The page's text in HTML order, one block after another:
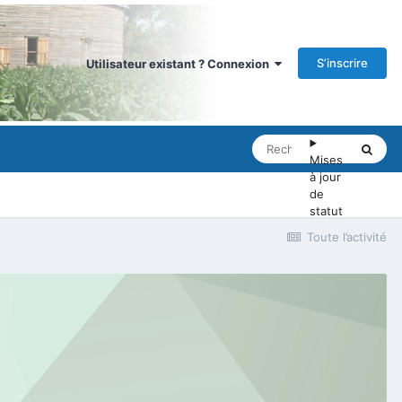
Utilisateur existant ? Connexion S’inscrire
Mises
à jour
de
statut
Toute l’activité